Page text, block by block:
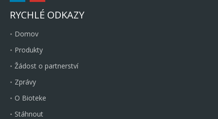
RYCHLÉ ODKAZY
Domov
Produkty
Žádost o partnerství
Zprávy
O Bioteke
Stáhnout